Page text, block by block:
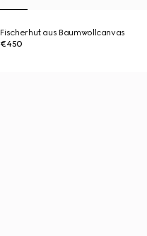
Fischerhut aus Baumwollcanvas
€450